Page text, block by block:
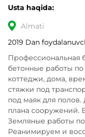
Usta haqida:
Almati
2019 Dan
Профессиональная
бетонные работы
коттеджи, дома,
стяжки под
под маяк для
плана сооружений.
Земляные работы
Реанимируем и